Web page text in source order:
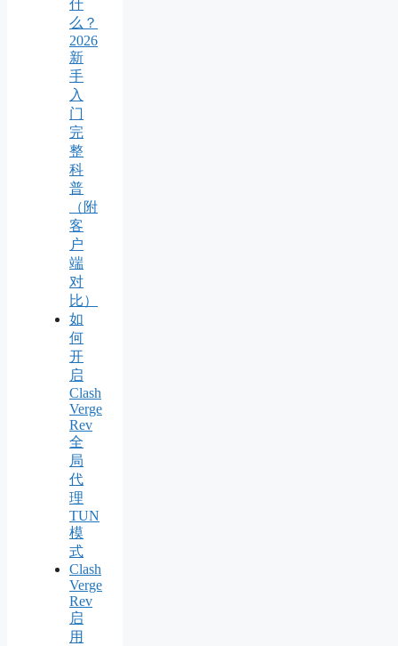
什
么？
2026
新
手
入
门
完
整
科
普
（附
客
户
端
对
比）
如
何
开
启
Clash
Verge
Rev
全
局
代
理
TUN
模
式
Clash
Verge
Rev
启
用